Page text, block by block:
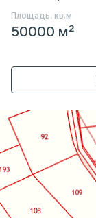
Площадь, кв.м
50000 м²